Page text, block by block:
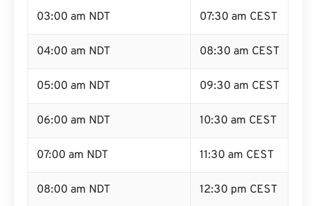
03:00 am NDT 07:30 am CEST
04:00 am NDT 08:30 am CEST
05:00 am NDT 09:30 am CEST
06:00 am NDT 10:30 am CEST
07:00 am NDT 11:30 am CEST
08:00 am NDT 12:30 pm CEST